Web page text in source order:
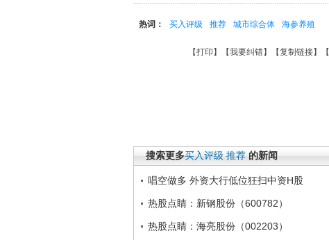
热词： 买入评级 推荐 城市综合体 海参养殖
【打印 】【我要纠错】【复制链接】【
搜索更多买入评级 推荐 的新闻
唱空做多 外资大行低位狂扫中资H股
热股点睛：新钢股份（600782）
热股点睛：海亮股份（002203）